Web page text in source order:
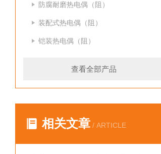
防腐耐磨热电偶（阻）
装配式热电偶（阻）
铠装热电偶（阻）
查看全部产品
相关文章 / ARTICLE